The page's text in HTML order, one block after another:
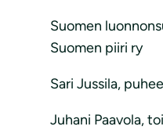
Suomen
Suomen piiri ry
Sari Jussila,
Juhani Paavola,